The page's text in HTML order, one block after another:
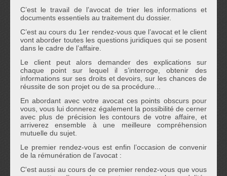
C’est le travail de l’avocat de trier les informations et
documents essentiels au traitement du dossier.
C’est au cours du 1er rendez-vous que l’avocat et le client
vont aborder toutes les questions juridiques qui se posent
dans le cadre de l’affaire.
Le client peut alors demander des explications sur
chaque point sur lequel il s’interroge, obtenir des
informations sur ses droits et devoirs, sur les chances de
réussite de son projet ou de sa procédure...
En abordant avec votre avocat ces points obscurs pour
vous, vous lui donnerez également la possibilité de cerner
avec plus de précision les contours de votre affaire, et
arriverez ensemble à une meilleure compréhension
mutuelle du sujet.
Le premier rendez-vous est enfin l’occasion de convenir
de la rémunération de l’avocat :
C'est aussi au cours de ce premier rendez-vous que vous